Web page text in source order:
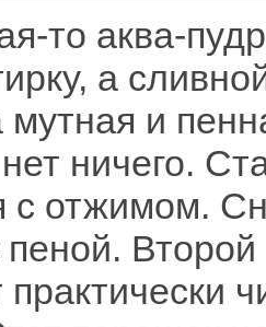
то аква-
а
и
ничего.
с отжимом.